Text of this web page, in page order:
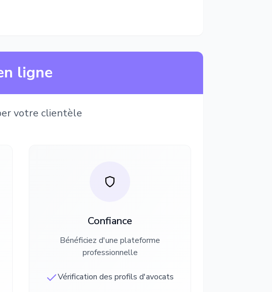
ligne
votre clientèle
Confiance
Bénéficiez d'une plateforme
professionnelle
Vérification des profils d'avocats